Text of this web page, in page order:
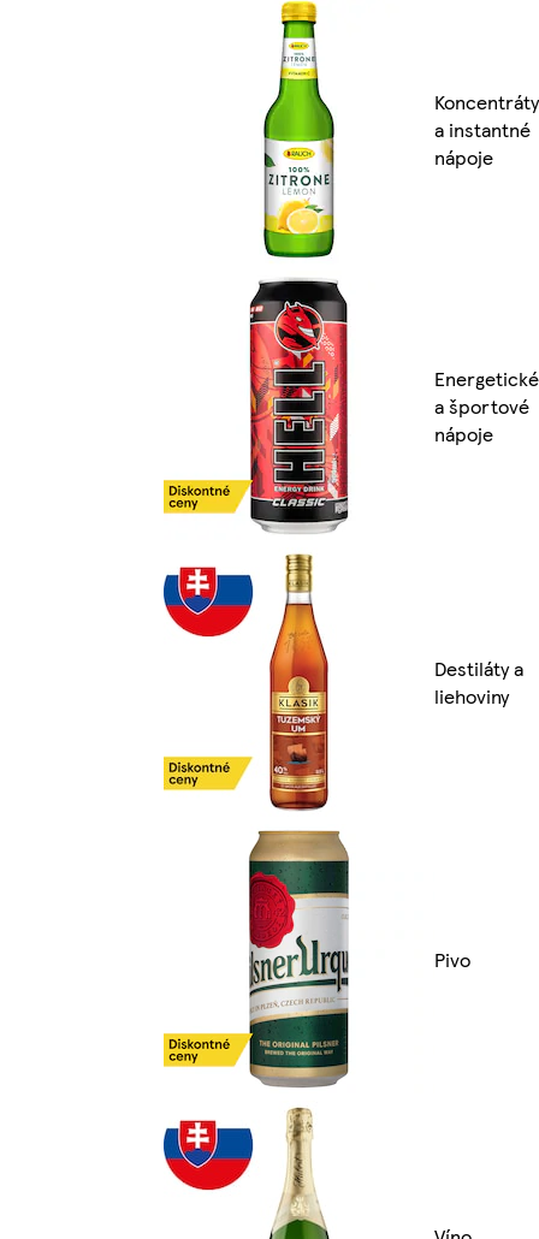
Koncentráty
a instantné
nápoje
Energetické
a športové
nápoje
Destiláty a
liehoviny
Pivo